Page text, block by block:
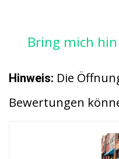
Bring mich hin
Hinweis: Die
Bewertungen